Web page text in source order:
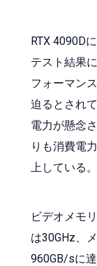
RTX 4090D
テスト結果
フォーマン
迫るとされ
電力が懸念
りも消費電
上している。
ビデオメモ
は30GHz、
960GB/sに